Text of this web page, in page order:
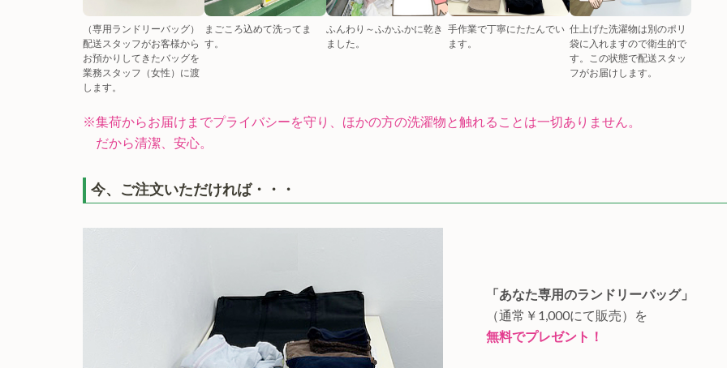
（専用ランドリーバッグ）
配送スタッフがお客様から
お預かりしてきたバッグを
業務スタッフ（女性）に渡
します。
まごころ込めて洗ってま
す。
ふんわり～ふかふかに乾き
ました。
手作業で丁寧にたたんでい
ます。
仕上げた洗濯物は別のポリ
袋に入れますので衛生的で
す。この状態で配送スタッ
フがお届けします。
※集荷からお届けまでプライバシーを守り、ほかの方の洗濯物と触れることは一切ありません。
だから清潔、安心。
今、ご注文いただければ・・・
「あなた専用のランドリーバッグ」
（通常￥1,000にて販売）を
無料でプレゼント！